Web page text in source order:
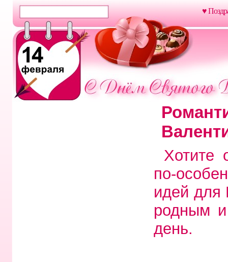
♥
Хотите
по-
идей для
родным
день.